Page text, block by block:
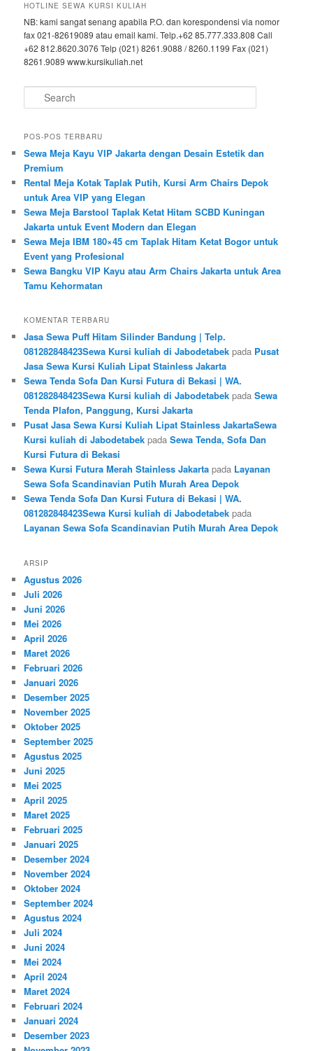
HOTLINE SEWA KURSI KULIAH
NB: kami sangat senang apabila P.O. dan korespondensi via nomor
fax 021-82619089 atau email kami. Telp.+62 85.777.333.808 Call
+62 812.8620.3076 Telp (021) 8261.9088 / 8260.1199 Fax (021)
8261.9089 www.kursikuliah.net
Search
POS-POS TERBARU
Sewa Meja Kayu VIP Jakarta dengan Desain Estetik dan
Premium
Rental Meja Kotak Taplak Putih, Kursi Arm Chairs Depok
untuk Area VIP yang Elegan
Sewa Meja Barstool Taplak Ketat Hitam SCBD Kuningan
Jakarta untuk Event Modern dan Elegan
Sewa Meja IBM 180×45 cm Taplak Hitam Ketat Bogor untuk
Event yang Profesional
Sewa Bangku VIP Kayu atau Arm Chairs Jakarta untuk Area
Tamu Kehormatan
KOMENTAR TERBARU
Jasa Sewa Puff Hitam Silinder Bandung | Telp.
081282848423Sewa Kursi kuliah di Jabodetabek pada Pusat
Jasa Sewa Kursi Kuliah Lipat Stainless Jakarta
Sewa Tenda Sofa Dan Kursi Futura di Bekasi | WA.
081282848423Sewa Kursi kuliah di Jabodetabek padaSewa
Tenda Plafon, Panggung, Kursi Jakarta
Pusat Jasa Sewa Kursi Kuliah Lipat Stainless JakartaSewa
Kursi kuliah di Jabodetabek padaSewa Tenda, Sofa Dan
Kursi Futura di Bekasi
Sewa Kursi Futura Merah Stainless Jakarta pada Layanan
Sewa Sofa Scandinavian Putih Murah Area Depok
Sewa Tenda Sofa Dan Kursi Futura di Bekasi | WA.
081282848423Sewa Kursi kuliah di Jabodetabek pada
Layanan Sewa Sofa Scandinavian Putih Murah Area Depok
ARSIP
Agustus 2026
Juli 2026
Juni 2026
Mei 2026
April 2026
Maret 2026
Februari 2026
Januari 2026
Desember 2025
November 2025
Oktober 2025
September 2025
Agustus 2025
Juni 2025
Mei 2025
April 2025
Maret 2025
Februari 2025
Januari 2025
Desember 2024
November 2024
Oktober 2024
September 2024
Agustus 2024
Juli 2024
Juni 2024
Mei 2024
April 2024
Maret 2024
Februari 2024
Januari 2024
Desember 2023